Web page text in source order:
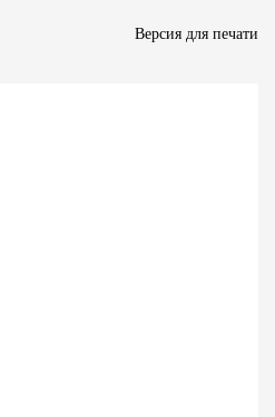
Версия для печати